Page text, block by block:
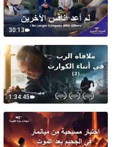
30:13
1:34:45